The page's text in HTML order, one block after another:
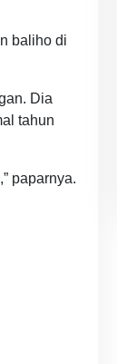
baliho di
Dia
tahun
paparnya.